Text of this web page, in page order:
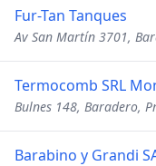
Fur-Tan Tanques
Av San Martín 3701,
Termocomb SRL
Bulnes 148, Baradero,